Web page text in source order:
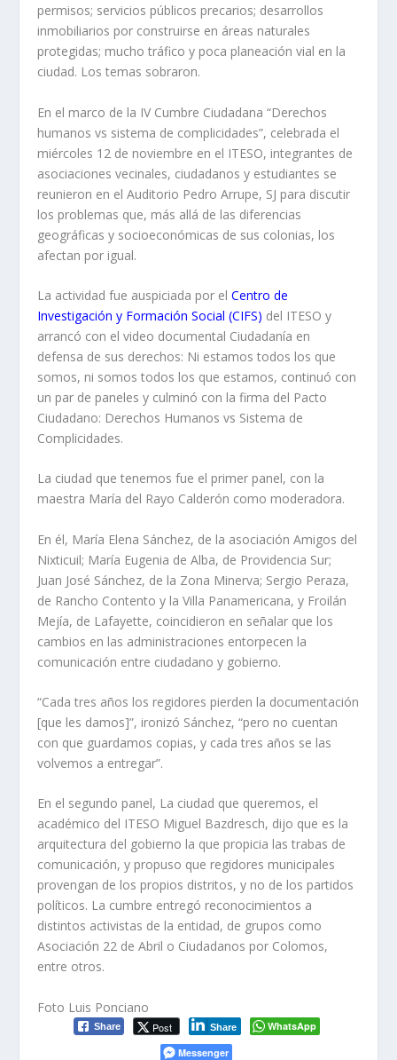
permisos; servicios públicos precarios; desarrollos
inmobiliarios por construirse en áreas naturales
protegidas; mucho tráfico y poca planeación vial en la
ciudad. Los temas sobraron.
En el marco de la IV Cumbre Ciudadana “Derechos
humanos vs sistema de complicidades”, celebrada el
miércoles 12 de noviembre en el ITESO, integrantes de
asociaciones vecinales, ciudadanos y estudiantes se
reunieron en el Auditorio Pedro Arrupe, SJ para discutir
los problemas que, más allá de las diferencias
geográficas y socioeconómicas de sus colonias, los
afectan por igual.
La actividad fue auspiciada por elCentro de
Investigación y Formación Social (CIFS) del ITESO y
arrancó con el video documental Ciudadanía en
defensa de sus derechos: Ni estamos todos los que
somos, ni somos todos los que estamos, continuó con
un par de paneles y culminó con la firma del Pacto
Ciudadano: Derechos Humanos vs Sistema de
Complicidades.
La ciudad que tenemos fue el primer panel, con la
maestra María del Rayo Calderón como moderadora.
En él, María Elena Sánchez, de la asociación Amigos del
Nixticuil; María Eugenia de Alba, de Providencia Sur;
Juan José Sánchez, de la Zona Minerva; Sergio Peraza,
de Rancho Contento y la Villa Panamericana, y Froilán
Mejía, de Lafayette, coincidieron en señalar que los
cambios en las administraciones entorpecen la
comunicación entre ciudadano y gobierno.
“Cada tres años los regidores pierden la documentación
[que les damos]”, ironizó Sánchez, “pero no cuentan
con que guardamos copias, y cada tres años se las
volvemos a entregar”.
En el segundo panel, La ciudad que queremos, el
académico del ITESO Miguel Bazdresch, dijo que es la
arquitectura del gobierno la que propicia las trabas de
comunicación, y propuso que regidores municipales
provengan de los propios distritos, y no de los partidos
políticos. La cumbre entregó reconocimientos a
distintos activistas de la entidad, de grupos como
Asociación 22 de Abril o Ciudadanos por Colomos,
entre otros.
Foto Luis Ponciano
Share Post Share
WhatsApp
Messenger